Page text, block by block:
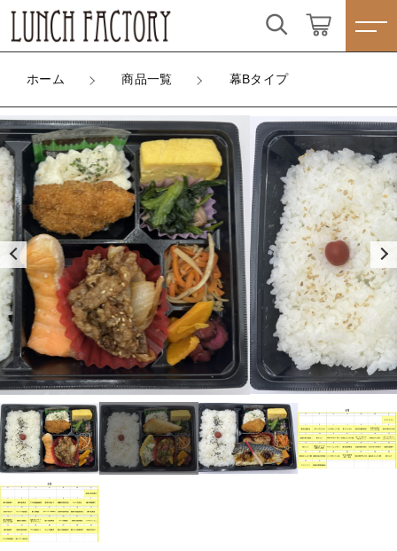
ホーム 商品一覧 幕Bタイプ
カートに商品を追加しました
幕Bタイプ
お肉orお魚
大盛り(+100円)
数量
（税込）
ショッピングを続ける
カートを確認する
ログイン / 会員登録
お気に入り
すべての商品
ランチBOXタイプ☆人気商品☆
プレートタイプ
わっぱシリーズ
☆季節味わう☆四季弁当
☆こだわり弁当☆
洋食エリーゼ×LUNCH FACTORY
幕ノ内弁当タイプ☆豊富な種類☆
日替り弁当タイプ
すべて
ランチBOXタイプ☆人気商品☆
プレートタイプ
わっぱシリーズ
☆季節味わう☆四季弁当
☆こだわり弁当☆
洋食エリーゼ×LUNCH FACTORY
幕ノ内弁当タイプ☆豊富な種類☆
こだわり検索
子カテゴリ
価格帯
～
その他
在庫あり セール
並び順